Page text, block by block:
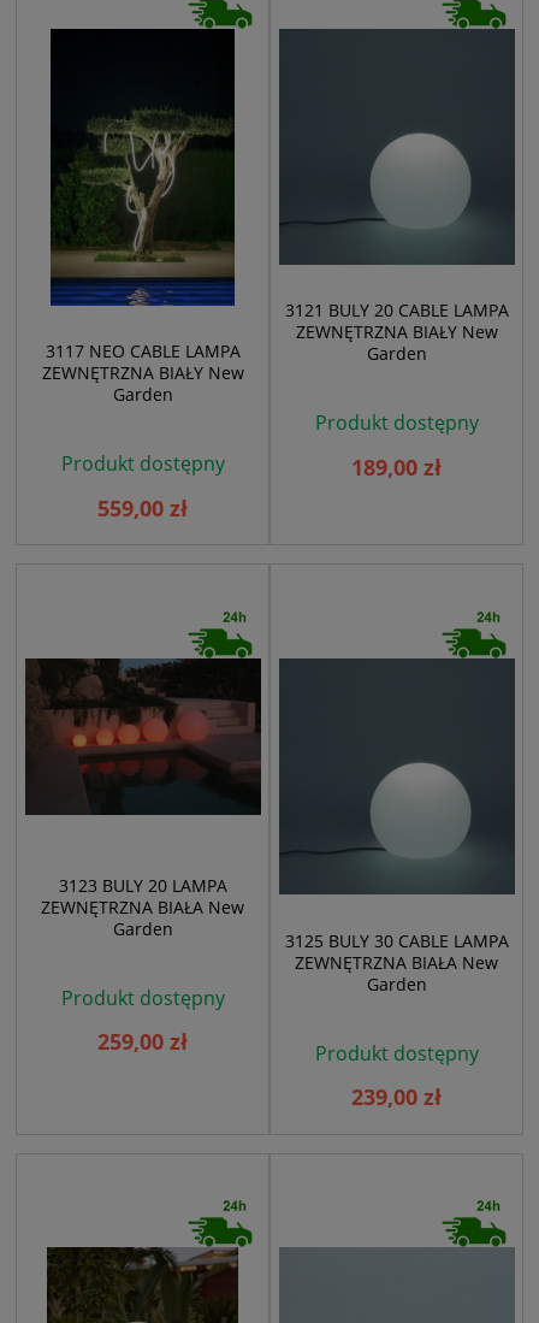
3117 NEO CABLE LAMPA
ZEWNĘTRZNA BIAŁY New
Garden
Produkt dostępny
559,00 zł
3121 BULY 20 CABLE LAMPA
ZEWNĘTRZNA BIAŁY New
Garden
Produkt dostępny
189,00 zł
3123 BULY 20 LAMPA
ZEWNĘTRZNA BIAŁA New
Garden
Produkt dostępny
259,00 zł
3125 BULY 30 CABLE LAMPA
ZEWNĘTRZNA BIAŁA New
Garden
Produkt dostępny
239,00 zł